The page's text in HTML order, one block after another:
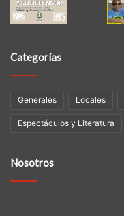
Categorías
Generales Locales
Espectáculos y Literatura
Nosotros